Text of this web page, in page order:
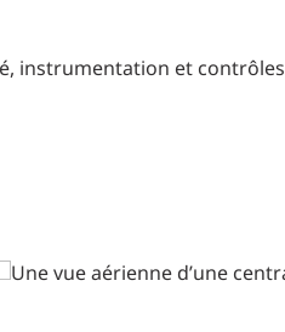
instrumentation et contrôles